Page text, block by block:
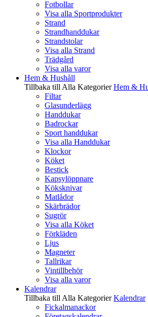
Fotbollar
Visa alla Sportprodukter
Strand
Strandhanddukar
Strandstolar
Visa alla Strand
Trädgård
Visa alla varor
Hem & Hushåll
Tillbaka till Alla Kategorier Hem &
Filtar
Glasunderlägg
Handdukar
Badrockar
Sport handdukar
Visa alla Handdukar
Klockor
Köket
Bestick
Kapsylöppnare
Köksknivar
Matlådor
Skärbrädor
Sugrör
Visa alla Köket
Förkläden
Ljus
Magneter
Tallrikar
Vintillbehör
Visa alla varor
Kalendrar
Tillbaka till Alla Kategorier Kalendrar
Fickalmanackor